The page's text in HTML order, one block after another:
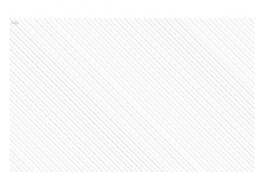
Ads